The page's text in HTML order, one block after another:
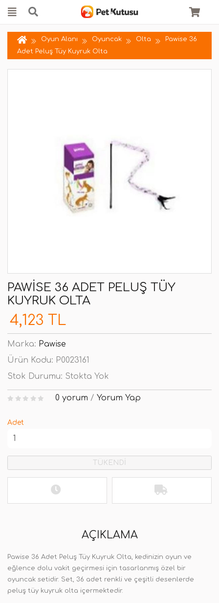
Oyun Alanı Oyuncak Olta
Pawise 36
Adet Peluş Tüy Kuyruk Olta
PAWISE 36 ADET PELUŞ TÜY
KUYRUK OLTA
4,123 TL
Marka: Pawise
Ürün Kodu: P0023161
Stok Durumu: Stokta Yok
0 yorum / Yorum Yap
Adet
TÜKENDİ
AÇIKLAMA
Pawise 36 Adet Peluş Tüy Kuyruk Olta, kedinizin oyun ve
eğlence dolu vakit geçirmesi için tasarlanmış özel bir
oyuncak setidir. Set, 36 adet renkli ve çeşitli desenlerde
peluş tüy kuyruk olta içermektedir.